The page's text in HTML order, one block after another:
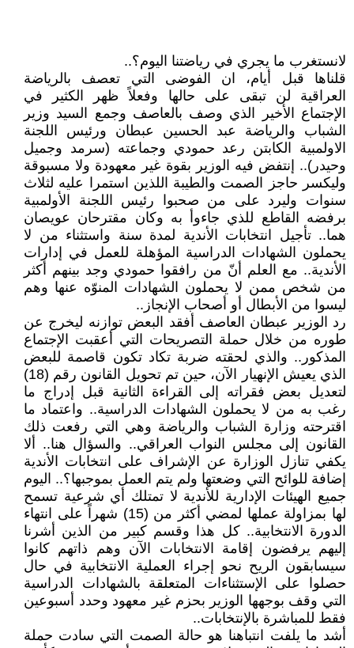
لانستغرب ما يجري في رياضتنا اليوم؟..
قلناها قبل أيام، ان الفوضى التي تعصف بالرياضة
العراقية لن تبقى على حالها وفعلاً ظهر الكثير في
الإجتماع الأخير الذي وصف بالعاصف وجمع السيد وزير
الشباب والرياضة عبد الحسين عبطان ورئيس اللجنة
الاولمبية الكابتن رعد حمودي وجماعته (سرمد وجميل
وحيدر).. إنتفض فيه الوزير بقوة غير معهودة ولا مسبوقة
وليكسر حاجز الصمت والطيبة اللذين استمرا عليه لثلاث
سنوات وليرد على من صحبوا رئيس اللجنة الأولمبية
برفضه القاطع للذي جاءوأ به وكان مقترحان عويصان
هما.. تأجيل انتخابات الأندية لمدة سنة واستثناء من لا
يحملون الشهادات الدراسية المؤهلة للعمل في إدارات
الأندية.. مع العلم أنّ من رافقوا حمودي وجد بينهم أكثر
من شخص ممن لا يحملون الشهادات المنوّه عنها وهم
ليسوا من الأبطال أو أصحاب الإنجاز..
رد الوزير عبطان العاصف أفقد البعض توازنه ليخرج عن
طوره من خلال حملة التصريحات التي أعقبت الإجتماع
المذكور.. والذي لحقته ضربة تكاد تكون قاصمة للبعض
الذي يعيش الإنهيار الآن، حين تم تحويل القانون رقم (18)
لتعديل بعض فقراته إلى القراءة الثانية قبل إدراج ما
رغب به من لا يحملون الشهادات الدراسية.. واعتماد ما
اقترحته وزارة الشباب والرياضة وهي التي رفعت ذلك
القانون إلى مجلس النواب العراقي.. والسؤال هنا.. ألا
يكفي تنازل الوزارة عن الإشراف على انتخابات الأندية
إضافة للوائح التي وضعتها ولم يتم العمل بموجبها؟.. اليوم
جميع الهيئات الإدارية للأندية لا تمتلك أي شرعية تسمح
لها بمزاولة عملها لمضي أكثر من (15) شهراً على انتهاء
الدورة الانتخابية.. كل هذا وقسم كبير من الذين أشرنا
إليهم يرفضون إقامة الانتخابات الآن وهم ذاتهم كانوا
سيسابقون الريح نحو إجراء العملية الانتخابية في حال
حصلوا على الإستثناءات المتعلقة بالشهادات الدراسية
التي وقف بوجهها الوزير بحزم غير معهود وحدد أسبوعين
فقط للمباشرة بالإنتخابات..
أشد ما يلفت انتباهنا هو حالة الصمت التي سادت حملة